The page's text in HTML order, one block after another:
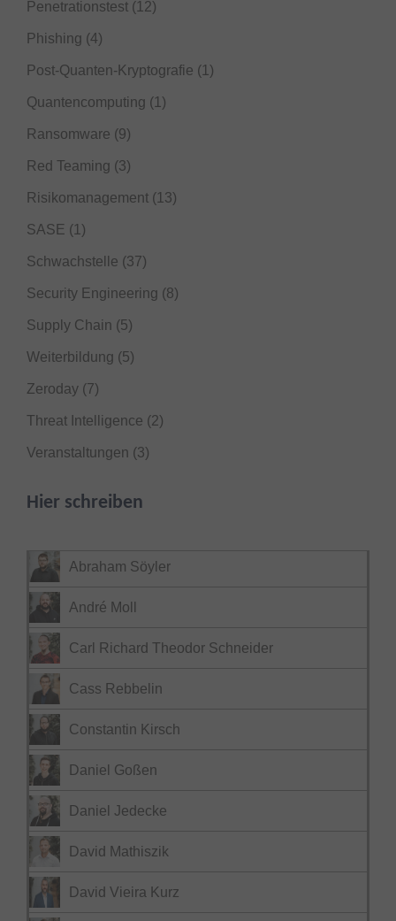
Penetrationstest (12)
Phishing (4)
Post-Quanten-Kryptografie (1)
Quantencomputing (1)
Ransomware (9)
Red Teaming (3)
Risikomanagement (13)
SASE (1)
Schwachstelle (37)
Security Engineering (8)
Supply Chain (5)
Weiterbildung (5)
Zeroday (7)
Threat Intelligence (2)
Veranstaltungen (3)
Hier schreiben
Abraham Söyler
André Moll
Carl Richard Theodor Schneider
Cass Rebbelin
Constantin Kirsch
Daniel Goßen
Daniel Jedecke
David Mathiszik
David Vieira Kurz